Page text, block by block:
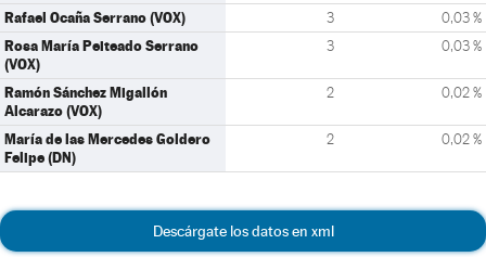
Rafael Ocaña Serrano (VOX) 3 0,03 %
Rosa María Peiteado Serrano
(VOX)
3 0,03 %
Ramón Sánchez Migallón
Alcarazo (VOX)
2 0,02 %
María de las Mercedes Goldero
Felipe (DN)
2 0,02 %
Descárgate los datos en xml